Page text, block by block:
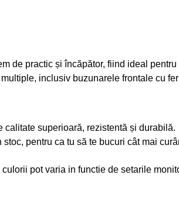
de practic și încăpător, fiind ideal
inclusiv buzunarele frontale cu
calitate superioară, rezistentă și durabilă.
stoc, pentru ca tu să te bucuri cât mai
pot varia in functie de setarile